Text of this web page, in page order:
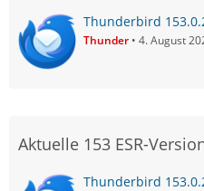
Thunderbird
Thunder 4. August
Aktuelle 153 ESR-
Thunderbird